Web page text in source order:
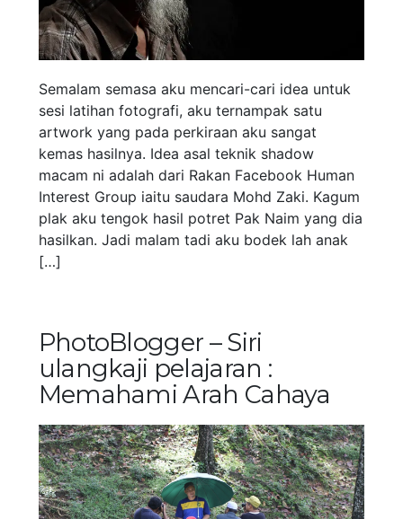
Semalam semasa aku mencari-cari idea untuk
sesi latihan fotografi, aku ternampak satu
artwork yang pada perkiraan aku sangat
kemas hasilnya. Idea asal teknik shadow
macam ni adalah dari Rakan Facebook Human
Interest Group iaitu saudara Mohd Zaki. Kagum
plak aku tengok hasil potret Pak Naim yang dia
hasilkan. Jadi malam tadi aku bodek lah anak
[…]
PhotoBlogger – Siri
ulangkaji pelajaran :
Memahami Arah Cahaya